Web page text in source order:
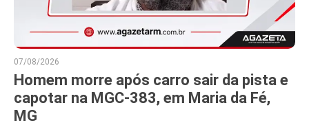
07/08/2026
Homem morre após carro sair da pista e
capotar na MGC-383, em Maria da Fé,
MG